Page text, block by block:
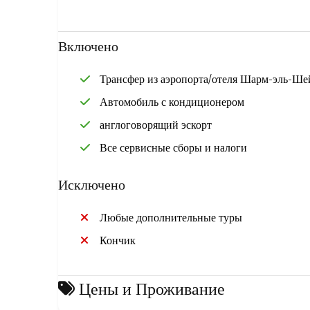
вам не нужно беспокоиться о таксистах или
эль-Шейха, воспользоваться частными
Включено
Трансфер из аэропорта/отеля Шарм-эль-
Автомобиль с кондиционером
англоговорящий эскорт
Все сервисные сборы и налоги
Исключено
Любые дополнительные туры
Кончик
Цены и Проживание